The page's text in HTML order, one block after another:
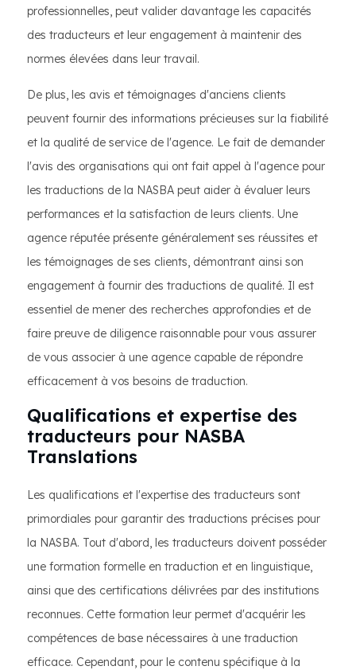
professionnelles, peut valider davantage les capacités
des traducteurs et leur engagement à maintenir des
normes élevées dans leur travail.
De plus, les avis et témoignages d'anciens clients
peuvent fournir des informations précieuses sur la fiabilité
et la qualité de service de l'agence. Le fait de demander
l'avis des organisations qui ont fait appel à l'agence pour
les traductions de la NASBA peut aider à évaluer leurs
performances et la satisfaction de leurs clients. Une
agence réputée présente généralement ses réussites et
les témoignages de ses clients, démontrant ainsi son
engagement à fournir des traductions de qualité. Il est
essentiel de mener des recherches approfondies et de
faire preuve de diligence raisonnable pour vous assurer
de vous associer à une agence capable de répondre
efficacement à vos besoins de traduction.
Qualifications et expertise des
traducteurs pour NASBA
Translations
Les qualifications et l'expertise des traducteurs sont
primordiales pour garantir des traductions précises pour
la NASBA. Tout d'abord, les traducteurs doivent posséder
une formation formelle en traduction et en linguistique,
ainsi que des certifications délivrées par des institutions
reconnues. Cette formation leur permet d'acquérir les
compétences de base nécessaires à une traduction
efficace. Cependant, pour le contenu spécifique à la